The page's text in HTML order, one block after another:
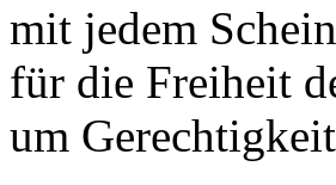
mit jedem
für die Freiheit
um